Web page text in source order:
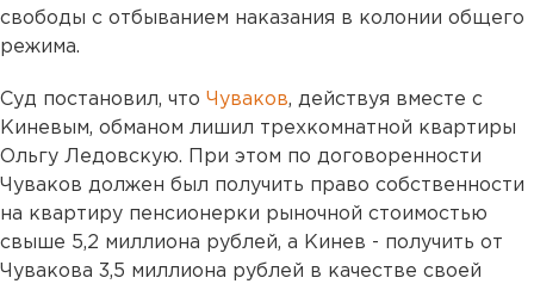
свободы с отбыванием наказания в колонии общего
режима.
Суд постановил, что Чуваков, действуя вместе с
Киневым, обманом лишил трехкомнатной квартиры
Ольгу Ледовскую. При этом по договоренности
Чуваков должен был получить право собственности
на квартиру пенсионерки рыночной стоимостью
свыше 5,2 миллиона рублей, а Кинев - получить от
Чувакова 3,5 миллиона рублей в качестве своей